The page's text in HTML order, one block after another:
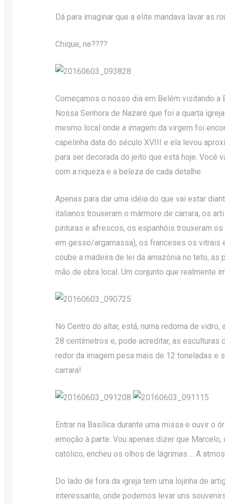
Dá para imaginar que a elite mandava lavar as
Chique, ne????
Começamos o nosso dia em Belém visitando a
Nossa Senhora de Nazaré que foi a quarta
mesmo local onde a imagem da virgem foi
capelinha data do século XVIII e ela levou
para ser decorada do jeito que está hoje. Você
com a riqueza e a beleza de cada detalhe.
Apenas para dar uma idéia do que vai estar
italianos trouxeram o mármore de carrara, os
pinturas e afrescos, os espanhóis trouxeram
em gesso/argamassa), os franceses os vitrais
coube a madeira de lei da amazônia no teto, as
mão de obra local. Um conjunto que realmente
No Centro do altar, está, numa redoma de vidro,
28 centímetros e, pode acreditar, as esculturas
redor da imagem pesa mais de 12 toneladas e
carrara!
Entrar na Basílica durante uma missa e ouvir o
emoção à parte. Vou apenas dizer que
católico, encheu os olhos de lágrimas ... A
Do lado de fora da igreja tem uma lojinha de
interessante, onde podemos levar uns